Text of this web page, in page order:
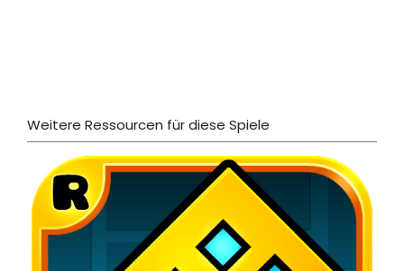
Weitere Ressourcen für diese Spiele